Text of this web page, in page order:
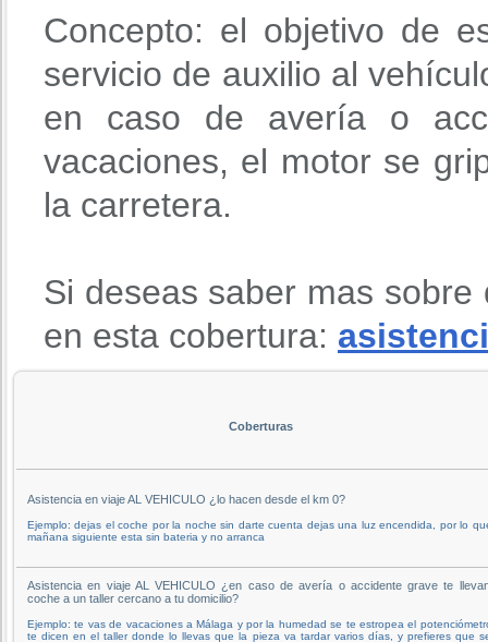
Concepto: el objetivo de
servicio de auxilio al
en caso de avería o
vacaciones, el motor se
la carretera.
Si deseas saber mas
en esta cobertura:
Coberturas
Asistencia en viaje AL VEHICULO ¿lo hacen desde el km 0?
Ejemplo: dejas el coche por la noche sin darte cuenta dejas una luz encendida, por lo
mañana siguiente esta sin bateria y no arranca
Asistencia en viaje AL VEHICULO ¿en caso de avería o accidente grave te
coche a un taller cercano a tu domicilio?
Ejemplo: te vas de vacaciones a Málaga y por la humedad se te estropea el
te dicen en el taller donde lo llevas que la pieza va tardar varios días, y prefieres que